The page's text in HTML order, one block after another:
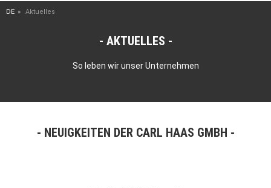
DE Aktuelles
AKTUELLES
So leben wir unser Unternehmen
NEUIGKEITEN DER CARL HAAS GMBH